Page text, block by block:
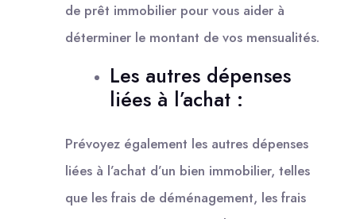
de prêt immobilier pour vous aider à
déterminer le montant de vos mensualités.
Les autres dépenses
liées à l’achat :
Prévoyez également les autres dépenses
liées à l’achat d’un bien immobilier, telles
que les frais de déménagement, les frais